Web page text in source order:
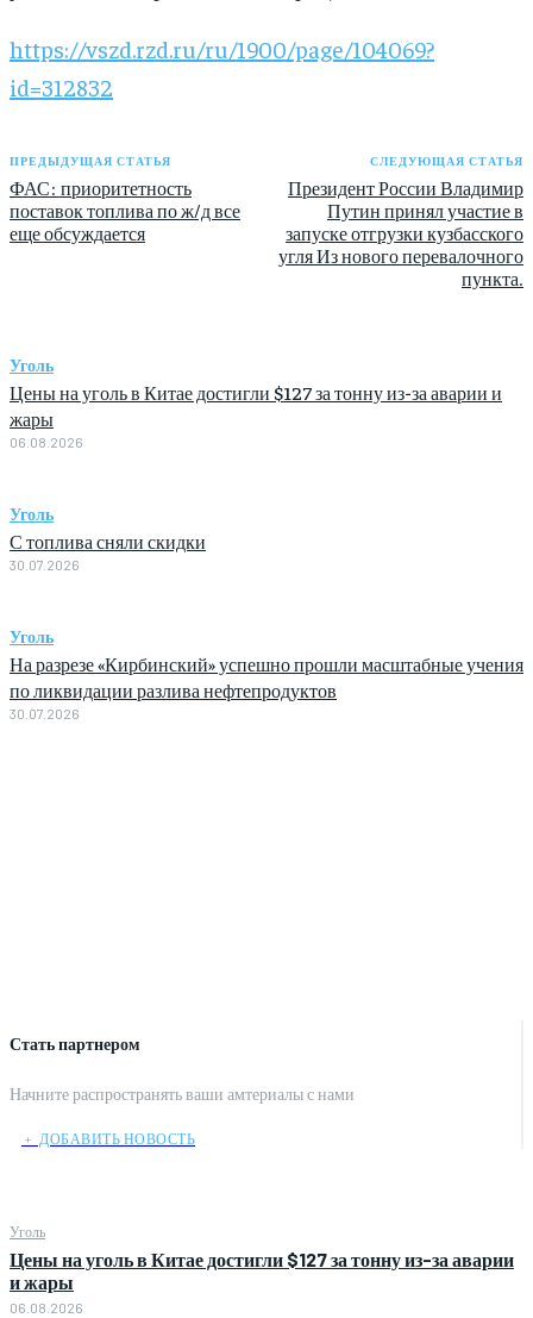
Стать партнером
Начните распространять ваши амтериалы с нами
﹢ ДОБАВИТЬ НОВОСТЬ
Уголь
Цены на уголь в Китае достигли $127 за тонну из-за аварии
и жары
06.08.2026
https://vszd.rzd.ru/ru/1900/page/104069?
id=312832
ПРЕДЫДУЩАЯ СТАТЬЯ
ФАС: приоритетность
поставок топлива по ж/д все
еще обсуждается
СЛЕДУЮЩАЯ СТАТЬЯ
Президент России Владимир
Путин принял участие в
запуске отгрузки кузбасского
угля Из нового перевалочного
пункта.
Уголь
Цены на уголь в Китае достигли $127 за тонну из-за аварии и
жары
06.08.2026
Уголь
С топлива сняли скидки
30.07.2026
Уголь
На разрезе «Кирбинский» успешно прошли масштабные учения
по ликвидации разлива нефтепродуктов
30.07.2026